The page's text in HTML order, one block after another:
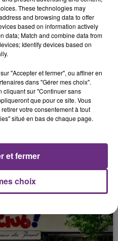
DE CHOOZ
que la centrale
These technologies may
and browsing data to offer
based on information actively
data; Match and combine data from
Identify devices based on
"Accepter et fermer", ou affiner en
dans "Gérer mes choix".
cliquant sur "Continuer sans
que pour ce site. Vous
votre consentement à tout
situé en bas de chaque page.
choix
et fermer